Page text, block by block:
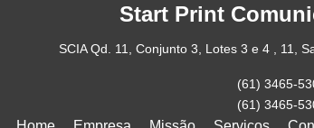
Start Print
SCIA Qd. 11, Conjunto 3, Lotes 3 e 4 , 11,
(61) 3465-
(61) 3465-